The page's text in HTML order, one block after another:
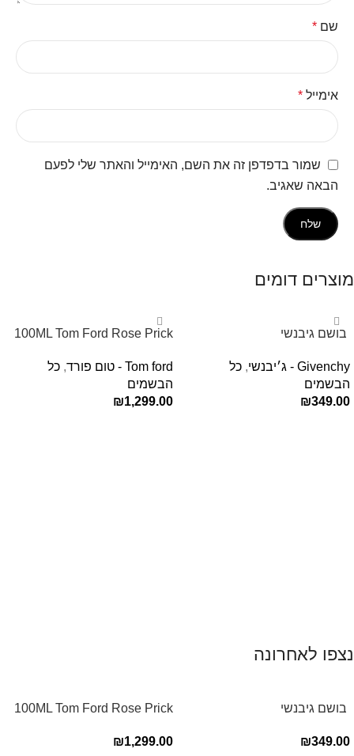
שם *
אימייל *
שמור בדפדפן זה את השם, האימייל והאתר שלי לפעם
הבאה שאגיב.
מוצרים דומים
‏ בושם גיבנשי
E.D.P 80ml ‏
Givenchy - ג׳יבנשי , כל
הבשמים
₪349.00
100ML Tom Ford Rose Prick
Tom ford - טום פורד
, כל
הבשמים
₪1,299.00
נצפו לאחרונה
‏ בושם גיבנשי
E.D.P 80ml ‏
₪349.00
100ML Tom Ford Rose Prick
₪1,299.00